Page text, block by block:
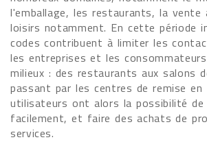
l'emballage, les restaurants, la
loisirs notamment. En cette période
codes contribuent à limiter les
les entreprises et les
milieux : des restaurants aux salons
passant par les centres de remise en
utilisateurs ont alors la possibilité de
facilement, et faire des achats de
services.